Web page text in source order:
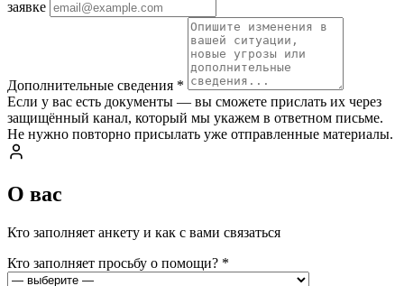
заявке
Дополнительные сведения *
Если у вас есть документы — вы сможете прислать их через
защищённый канал, который мы укажем в ответном письме.
Не нужно повторно присылать уже отправленные материалы.
О вас
Кто заполняет анкету и как с вами связаться
Кто заполняет просьбу о помощи? *